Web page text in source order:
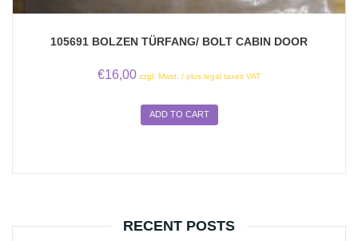
105691 BOLZEN TÜRFANG/ BOLT CABIN DOOR
€16,00 zzgl. Mwst. / plus legal taxes VAT
ADD TO CART
RECENT POSTS